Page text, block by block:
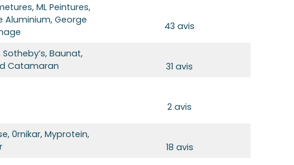
ML Peintures,
Aluminium, George
43 avis
Sotheby’s, Baunat,
Catamaran
31 avis
2 avis
0rnikar, Myprotein,
18 avis